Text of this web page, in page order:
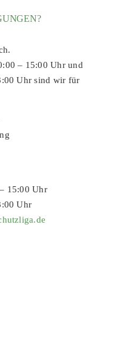
– 15:00 Uhr und
Uhr sind wir für
15:00 Uhr
Uhr